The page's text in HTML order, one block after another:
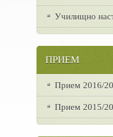
Училищно
ПРИЕМ
Прием 2016/
Прием 2015/